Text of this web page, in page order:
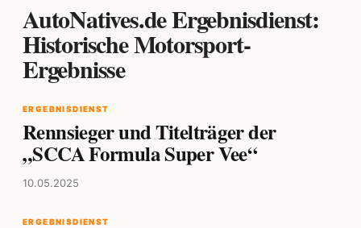
AutoNatives.de Ergebnisdienst:
Historische Motorsport-
Ergebnisse
ERGEBNISDIENST
Rennsieger und Titelträger der
„SCCA Formula Super Vee“
10.05.2025
ERGEBNISDIENST